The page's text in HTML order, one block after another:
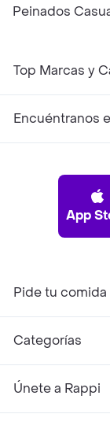
Peinados
Top Marcas y
Encuéntranos
App
Pide tu
Categorías
Únete a Rappi